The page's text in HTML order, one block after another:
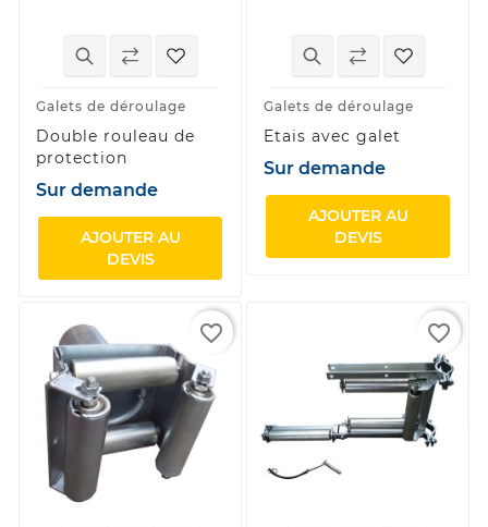
Galets de déroulage
Double rouleau de
protection
Sur demande
AJOUTER AU
DEVIS
Galets de déroulage
Etais avec galet
Sur demande
AJOUTER AU
DEVIS
favorite_border favorite_border